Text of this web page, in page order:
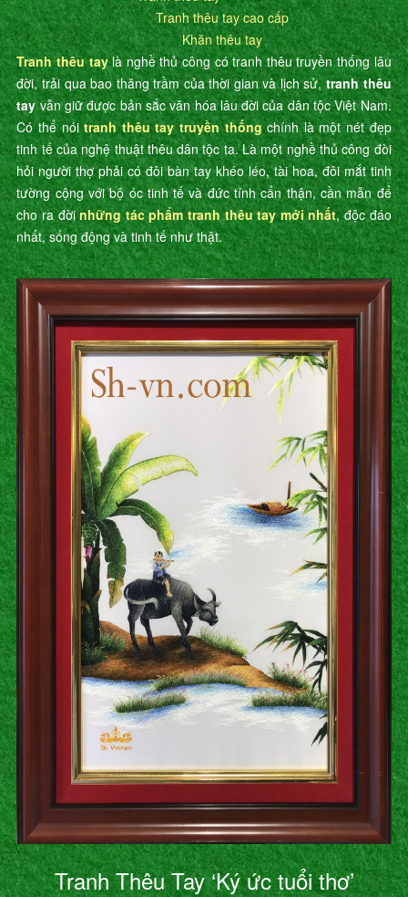
Tranh thêu tay cao cấp
Khăn thêu tay
Tranh thêu taylà nghề thủ công có tranh thêu truyền thống lâu
đời, trải qua bao thăng trầm của thời gian và lịch sử,tranh thêu
tayvẫn giữ được bản sắc văn hóa lâu đời của dân tộc Việt Nam.
Có thể nóitranh thêu tay truyền thốngchính là một nét đẹp
tinh tế của nghệ thuật thêu dân tộc ta. Là một nghề thủ công đòi
hỏi người thợ phải có đôi bàn tay khéo léo, tài hoa, đôi mắt tinh
tường cộng với bộ óc tinh tế và đức tính cẩn thận, cần mẫn để
cho ra đờinhững tác phẩm tranh thêu tay mới nhất, độc đáo
nhất, sống động và tinh tế như thật.
Tranh Thêu Tay ‘Ký ức tuổi thơ’